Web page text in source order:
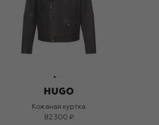
Кожаная куртка
82 300 ₽